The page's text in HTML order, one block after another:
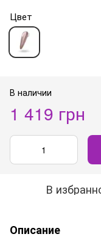
Цвет
В наличии
1 419 грн
В
Описание